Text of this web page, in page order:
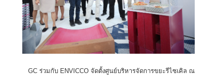
GC ร่วมกับ ENVICCO จัดตั้งศูนย์บริหารจัดการขยะรีไซเคิล ณ